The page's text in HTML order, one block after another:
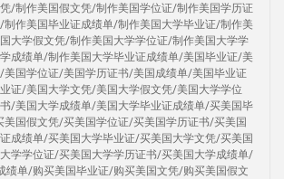
/制作美国假文凭/制作美国学位证/制作美国学历证
作美国毕业证成绩单/制作美国大学毕业证/制作美
大学假文凭/制作美国大学学位证/制作美国大学学
成绩单/制作美国大学毕业证成绩单/美国毕业证/美
美国学位证/美国学历证书/美国成绩单/美国毕业证
证/美国大学文凭/美国大学假文凭/美国大学学位
/美国大学成绩单/美国大学毕业证成绩单/买美国毕
国假文凭/买美国学位证/买美国学历证书/买美国
成绩单/买美国大学毕业证/买美国大学文凭/买美国
学学位证/买美国大学学历证书/买美国大学成绩单/
绩单/购买美国毕业证/购买美国文凭/购买美国假文